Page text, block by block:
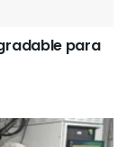
para